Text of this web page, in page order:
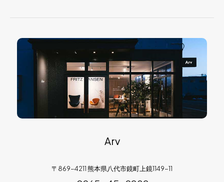
Arv
〒869-4211 熊本県八代市鏡町上鏡1149-11